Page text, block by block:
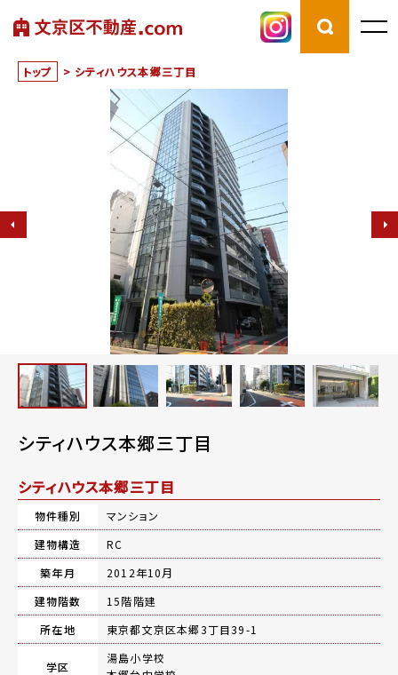
トップ > シティハウス本郷三丁目
シティハウス本郷三丁目
シティハウス本郷三丁目
物件種別
マンション
建物構造
RC
築年月
2012年10月
建物階数
15階階建
所在地
東京都文京区本郷3丁目39-1
学区
湯島小学校